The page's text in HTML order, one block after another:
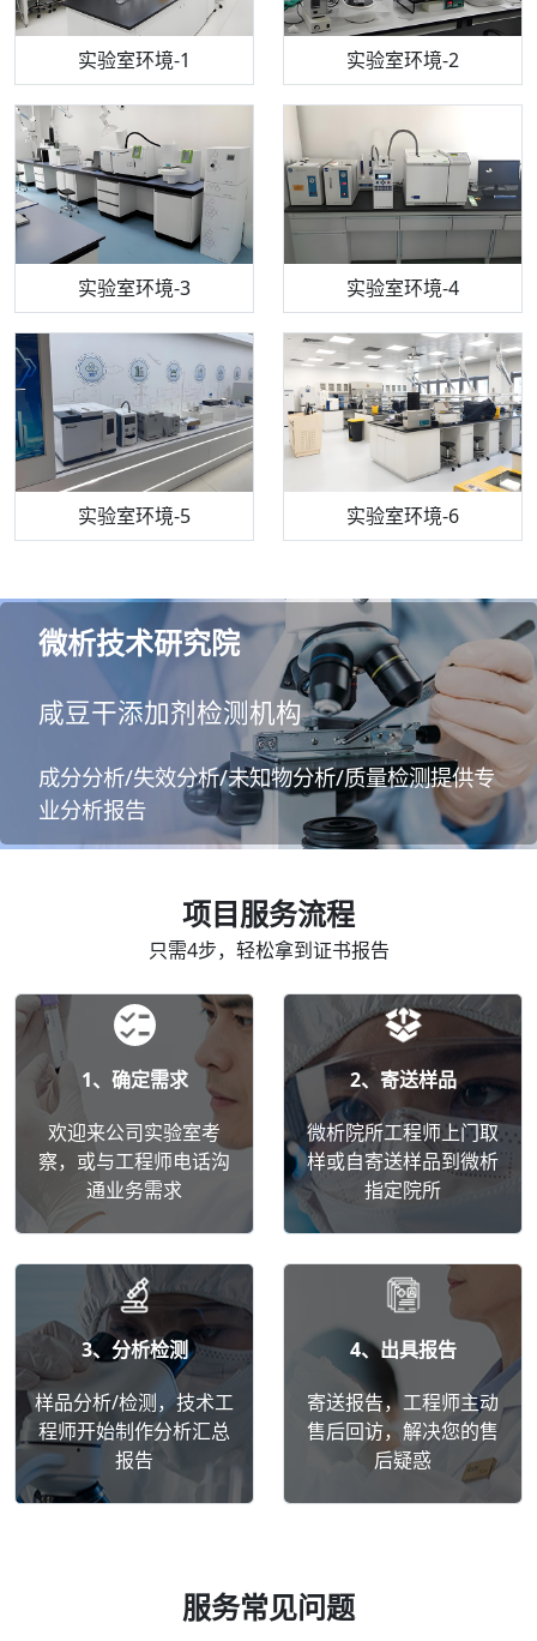
实验室环境-1 实验室环境-2
实验室环境-3 实验室环境-4
实验室环境-5 实验室环境-6
机构质检技术员-1 机构质检技术员-2
机构质检技术员-3 机构质检技术员-4
机构质检技术员-5 机构质检技术员-6
步入式恒温恒湿试验箱 电感耦合等离子体光谱仪
高效液相色谱仪 流式细胞仪
气相色谱仪 万能力学试验仪
微析技术研究院
咸豆干添加剂检测机构
成分分析/失效分析/未知物分析/质量检测提供专
业分析报告
项目服务流程
只需4步，轻松拿到证书报告
1、确定需求
欢迎来公司实验室考
察，或与工程师电话沟
通业务需求
2、寄送样品
微析院所工程师上门取
样或自寄送样品到微析
指定院所
3、分析检测
样品分析/检测，技术工
程师开始制作分析汇总
报告
4、出具报告
寄送报告，工程师主动
售后回访，解决您的售
后疑惑
服务常见问题